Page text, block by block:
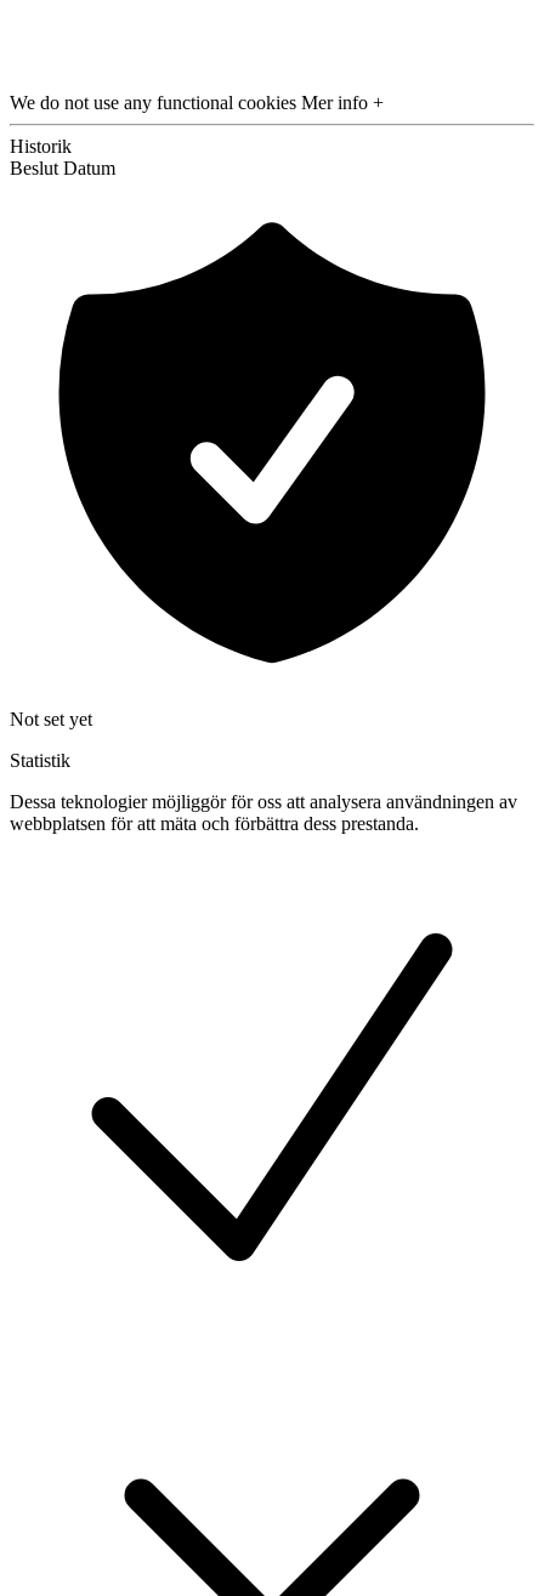
We do not use any functional cookies Mer info +
Historik
Beslut Datum
Not set yet
Statistik
Dessa teknologier möjliggör för oss att analysera användningen av
webbplatsen för att mäta och förbättra dess prestanda.